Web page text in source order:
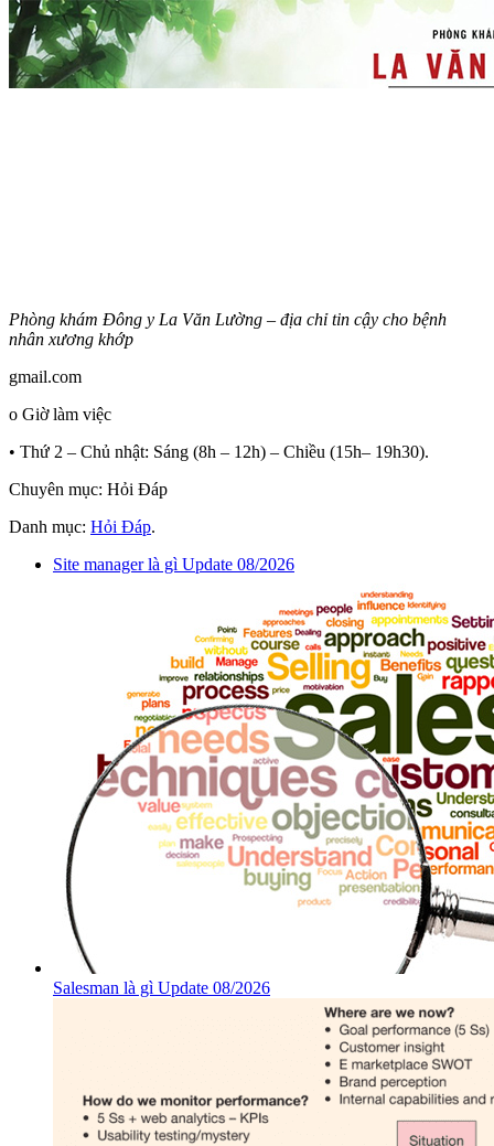
Phòng khám Đông y La Văn Lường – địa chỉ tin cậy cho bệnh
nhân xương khớp
gmail.com
o Giờ làm việc
• Thứ 2 – Chủ nhật: Sáng (8h – 12h) – Chiều (15h– 19h30).
Chuyên mục: Hỏi Đáp
Danh mục: Hỏi Đáp.
Site manager là gì Update 08/2026
Salesman là gì Update 08/2026